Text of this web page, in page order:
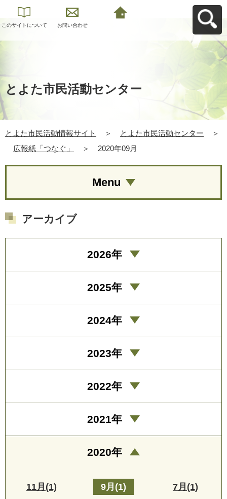
このサイトについて お問い合わせ
とよた市民活動センター
とよた市民活動情報サイト ＞ とよた市民活動センター
＞
広報紙「つなぐ」
＞ 2020年09月
Menu
アーカイブ
2026年
2025年
2024年
2023年
2022年
2021年
2020年
11月(1) 9月(1) 7月(1)